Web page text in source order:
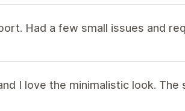
Had a few small issues and
I love the minimalistic look. The